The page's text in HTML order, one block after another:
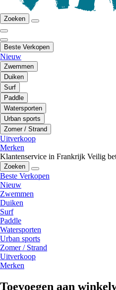
Zoeken
Beste Verkopen
Nieuw
Zwemmen
Duiken
Surf
Paddle
Watersporten
Urban sports
Zomer / Strand
Uitverkoop
Merken
Klantenservice in Frankrijk Veilig
Zoeken
Beste Verkopen
Nieuw
Zwemmen
Duiken
Surf
Paddle
Watersporten
Urban sports
Zomer / Strand
Uitverkoop
Merken
Toevoegen aan